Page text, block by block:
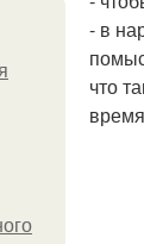
- в
что